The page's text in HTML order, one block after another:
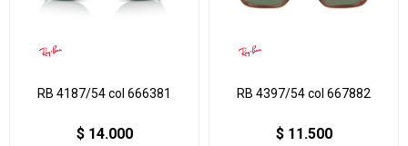
RB 4187/54 col 666381
$ 14.000
RB 4397/54 col 667882
$ 11.500